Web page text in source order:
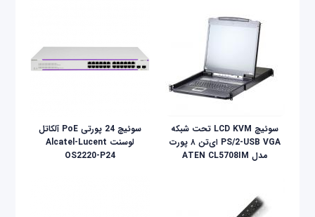
سوئيچ LCD KVM تحت شبکه
PS/2-USB VGA ای‌تن ۸ پورت
مدل ATEN CL5708IM
سوئیچ 24 پورتی PoE آلکاتل
لوسنت Alcatel-Lucent
OS2220-P24